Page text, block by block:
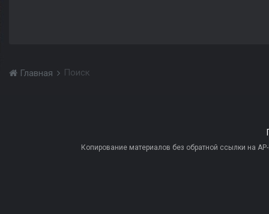
Главная Поиск
Копирование материалов без обратной ссылки на